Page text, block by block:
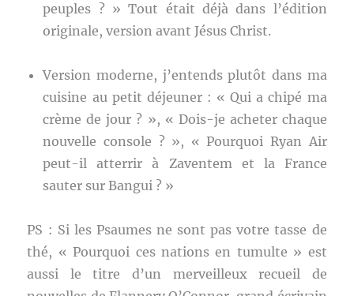
peuples ? » Tout était déjà dans l’édition
originale, version avant Jésus Christ.
Version moderne, j’entends plutôt dans ma
cuisine au petit déjeuner : « Qui a chipé ma
crème de jour ? », « Dois-je acheter chaque
nouvelle console ? », « Pourquoi Ryan Air
peut-il atterrir à Zaventem et la France
sauter sur Bangui ? »
PS : Si les Psaumes ne sont pas votre tasse de
thé, « Pourquoi ces nations en tumulte » est
aussi le titre d’un merveilleux recueil de